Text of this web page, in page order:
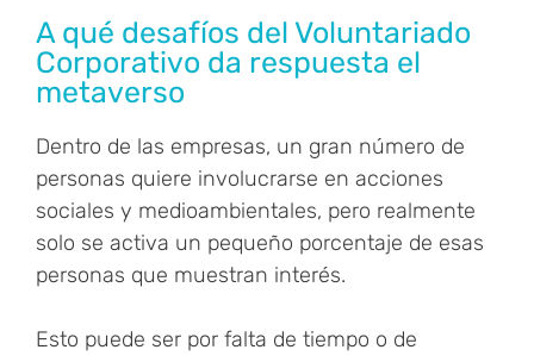
A qué desafíos del Voluntariado
Corporativo da respuesta el
metaverso
Dentro de las empresas, un gran número de
personas quiere involucrarse en acciones
sociales y medioambientales, pero realmente
solo se activa un pequeño porcentaje de esas
personas que muestran interés.
Esto puede ser por falta de tiempo o de